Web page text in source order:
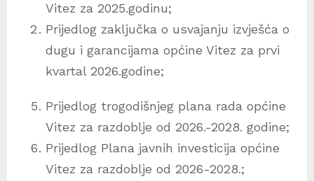
Vitez za 2025.godinu;
Prijedlog zaključka o usvajanju izvješća o
dugu i garancijama općine Vitez za prvi
kvartal 2026.godine;
Prijedlog trogodišnjeg plana rada općine
Vitez za razdoblje od 2026.-2028. godine;
Prijedlog Plana javnih investicija općine
Vitez za razdoblje od 2026-2028.;